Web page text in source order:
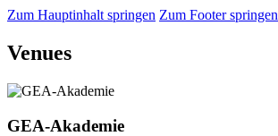
Zum Hauptinhalt springen Zum Footer springen
Venues
GEA-Akademie